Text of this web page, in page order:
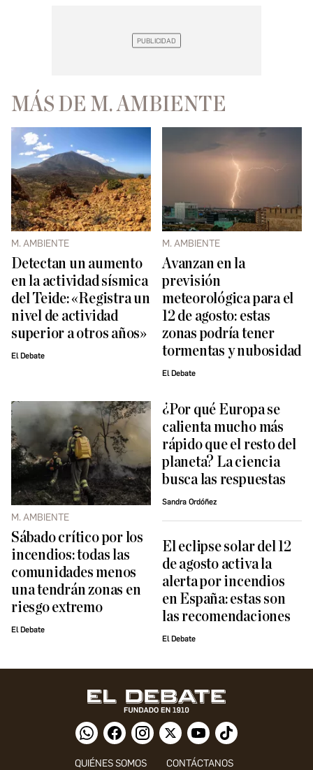
MÁS DE M. AMBIENTE
M. AMBIENTE
Detectan un aumento
en la actividad sísmica
del Teide: «Registra un
nivel de actividad
superior a otros años»
El Debate
M. AMBIENTE
Avanzan en la
previsión
meteorológica para el
12 de agosto: estas
zonas podría tener
tormentas y nubosidad
El Debate
M. AMBIENTE
Sábado crítico por los
incendios: todas las
comunidades menos
una tendrán zonas en
riesgo extremo
El Debate
¿Por qué Europa se
calienta mucho más
rápido que el resto del
planeta? La ciencia
busca las respuestas
Sandra Ordóñez
El eclipse solar del 12
de agosto activa la
alerta por incendios
en España: estas son
las recomendaciones
El Debate
QUIÉNES SOMOS CONTÁCTANOS